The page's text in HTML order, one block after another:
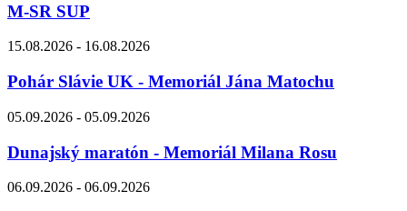
M-SR SUP
15.08.2026 - 16.08.2026
Pohár Slávie UK - Memoriál Jána Matochu
05.09.2026 - 05.09.2026
Dunajský maratón - Memoriál Milana Rosu
06.09.2026 - 06.09.2026